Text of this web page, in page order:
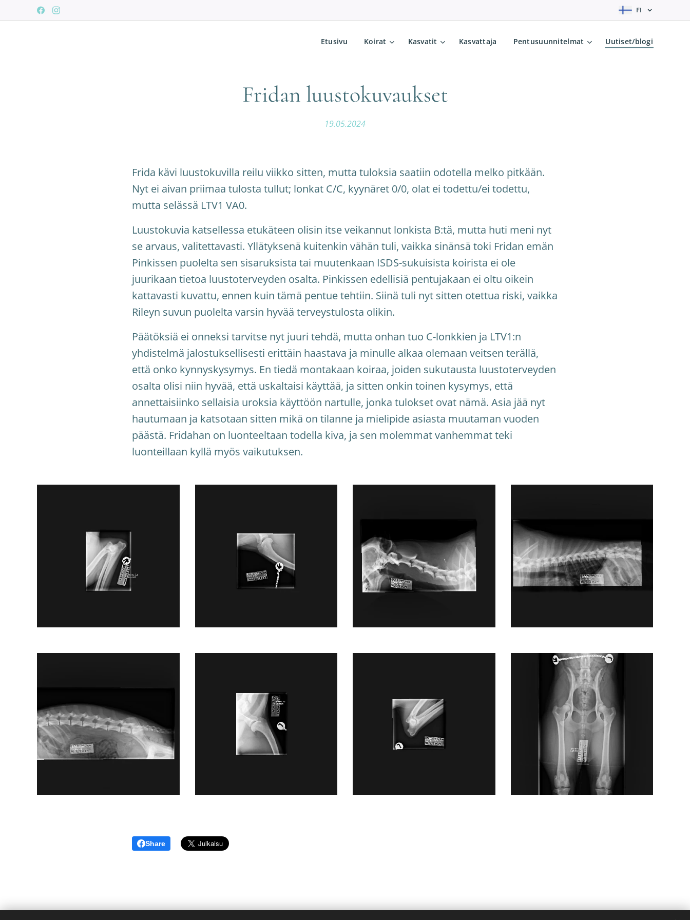
FI
Etusivu Koirat Kasvatit Kasvattaja Pentusuunnitelmat Uutiset/blogi
Fridan luustokuvaukset
19.05.2024
Frida kävi luustokuvilla reilu viikko sitten, mutta tuloksia saatiin odotella melko pitkään.
Nyt ei aivan priimaa tulosta tullut; lonkat C/C, kyynäret 0/0, olat ei todettu/ei todettu,
mutta selässä LTV1 VA0.
Luustokuvia katsellessa etukäteen olisin itse veikannut lonkista B:tä, mutta huti meni nyt
se arvaus, valitettavasti. Yllätyksenä kuitenkin vähän tuli, vaikka sinänsä toki Fridan emän
Pinkissen puolelta sen sisaruksista tai muutenkaan ISDS-sukuisista koirista ei ole
juurikaan tietoa luustoterveyden osalta. Pinkissen edellisiä pentujakaan ei oltu oikein
kattavasti kuvattu, ennen kuin tämä pentue tehtiin. Siinä tuli nyt sitten otettua riski, vaikka
Rileyn suvun puolelta varsin hyvää terveystulosta olikin.
Päätöksiä ei onneksi tarvitse nyt juuri tehdä, mutta onhan tuo C-lonkkien ja LTV1:n
yhdistelmä jalostuksellisesti erittäin haastava ja minulle alkaa olemaan veitsen terällä,
että onko kynnyskysymys. En tiedä montakaan koiraa, joiden sukutausta luustoterveyden
osalta olisi niin hyvää, että uskaltaisi käyttää, ja sitten onkin toinen kysymys, että
annettaisiinko sellaisia uroksia käyttöön nartulle, jonka tulokset ovat nämä. Asia jää nyt
hautumaan ja katsotaan sitten mikä on tilanne ja mielipide asiasta muutaman vuoden
päästä. Fridahan on luonteeltaan todella kiva, ja sen molemmat vanhemmat teki
luonteillaan kyllä myös vaikutuksen.
Share